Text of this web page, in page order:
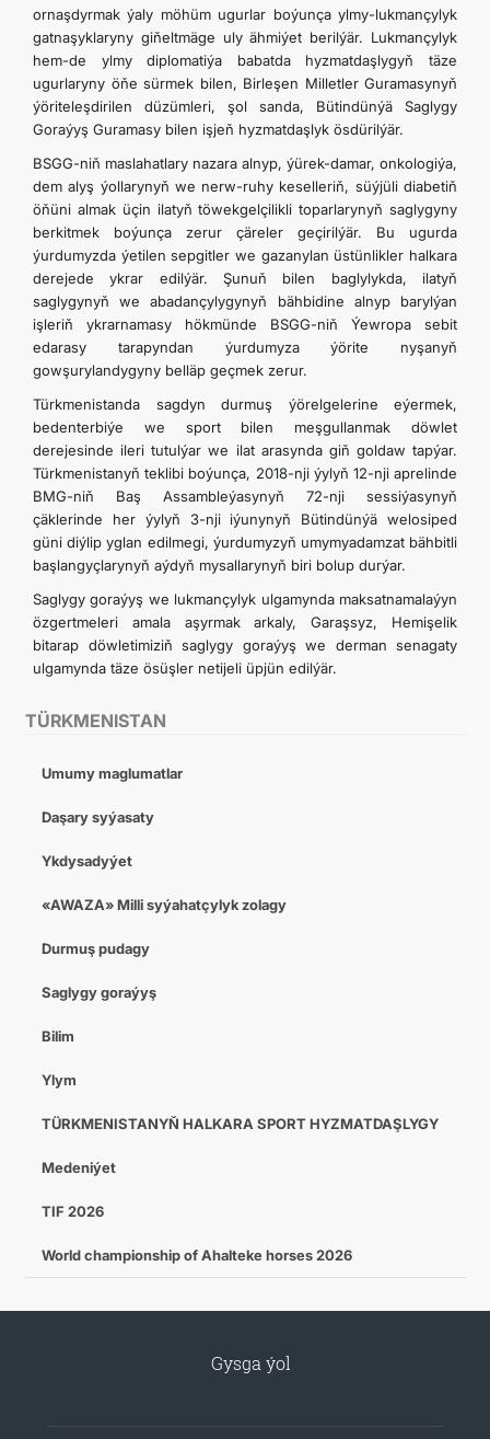
TÜRKMENISTAN
Umumy maglumatlar
Daşary syýasaty
Ykdysadyýet
«AWAZA» Milli syýahatçylyk zolagy
Durmuş pudagy
Saglygy goraýyş
Bilim
Ylym
TÜRKMENISTANYŇ HALKARA SPORT HYZMATDAŞLYGY
Medeniýet
TIF 2026
World championship of Ahalteke horses 2026
ornaşdyrmak ýaly möhüm ugurlar boýunça ylmy-lukmançylyk
gatnaşyklaryny gi­ňeltmäge uly ähmiýet berilýär. Lukmançylyk
hem-de ylmy diplomatiýa babatda hyzmatdaşlygyň täze
ugurlaryny öňe sürmek bilen, Birleşen Milletler Guramasynyň
ýöriteleşdirilen düzümleri, şol sanda, Bütindünýä Saglygy
Goraýyş Guramasy bilen işjeň hyzmatdaşlyk ösdürilýär.
BSGG-niň maslahatlary nazara alnyp, ýürek-damar, onkologiýa,
dem alyş ýollarynyň we nerw-ruhy keselleriň, süýjüli diabetiň
öňüni almak üçin ilatyň töwekgelçilikli toparlarynyň saglygyny
berkitmek boýunça zerur çäreler geçirilýär. Bu ugurda
ýurdumyzda ýetilen sepgitler we gazanylan üstünlikler halkara
derejede ykrar edilýär. Şunuň bilen baglylykda, ilatyň
saglygynyň we abadançylygynyň bähbidine alnyp barylýan
işleriň ykrarnamasy hökmünde BSGG-niň Ýewropa sebit
edarasy tarapyndan ýurdumyza ýörite nyşanyň
gowşurylandygyny belläp geçmek zerur.
Türkmenistanda sagdyn durmuş ýörelgelerine eýermek,
bedenterbiýe we sport bilen meşgullanmak döwlet
derejesinde ileri tutulýar we ilat arasynda giň goldaw tapýar.
Türkmenistanyň teklibi boýunça, 2018-nji ýylyň 12-nji aprelinde
BMG-niň Baş Assambleýasynyň 72-nji sessiýasynyň
çäklerinde her ýylyň 3-nji iýunynyň Bütindünýä welosiped
güni diýlip yglan edilmegi, ýurdumyzyň umymyadamzat bähbitli
başlangyçlarynyň aýdyň mysallarynyň biri bolup durýar.
Saglygy goraýyş we lukmançylyk ulgamynda maksatnamalaýyn
özgertmeleri amala aşyrmak arkaly, Garaşsyz, Hemişelik
bitarap döwletimiziň saglygy goraýyş we derman senagaty
ulgamynda täze ösüşler netijeli üpjün edilýär.
Gysga ýol